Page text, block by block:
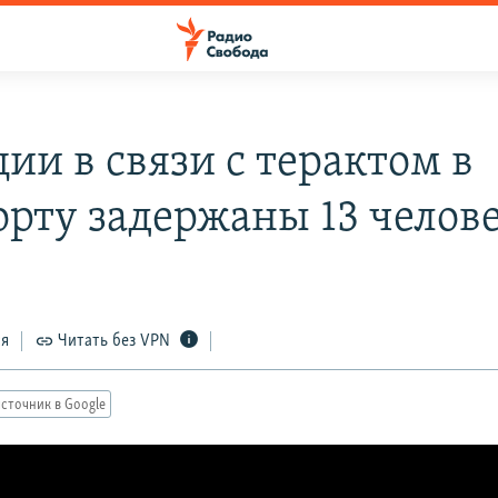
в связи с терактом в
задержаны 13
Читать без VPN
в Google